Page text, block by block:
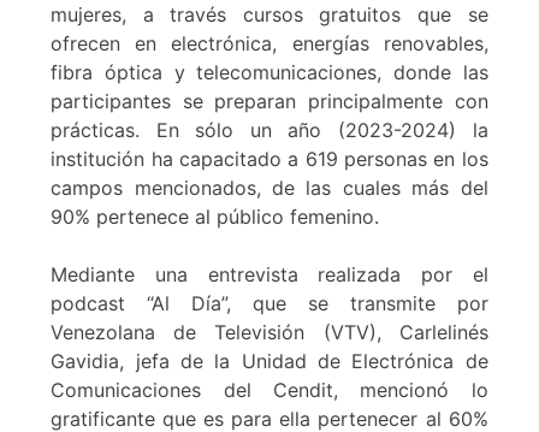
mujeres, a través cursos gratuitos que se
ofrecen en electrónica, energías renovables,
fibra óptica y telecomunicaciones, donde las
participantes se preparan principalmente con
prácticas. En sólo un año (2023-2024) la
institución ha capacitado a 619 personas en los
campos mencionados, de las cuales más del
90% pertenece al público femenino.
Mediante una entrevista realizada por el
podcast “Al Día”, que se transmite por
Venezolana de Televisión (VTV), Carlelinés
Gavidia, jefa de la Unidad de Electrónica de
Comunicaciones del Cendit, mencionó lo
gratificante que es para ella pertenecer al 60%